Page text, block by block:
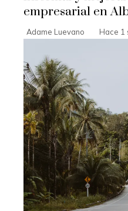
empresarial en
Adame Luevano Hace 1